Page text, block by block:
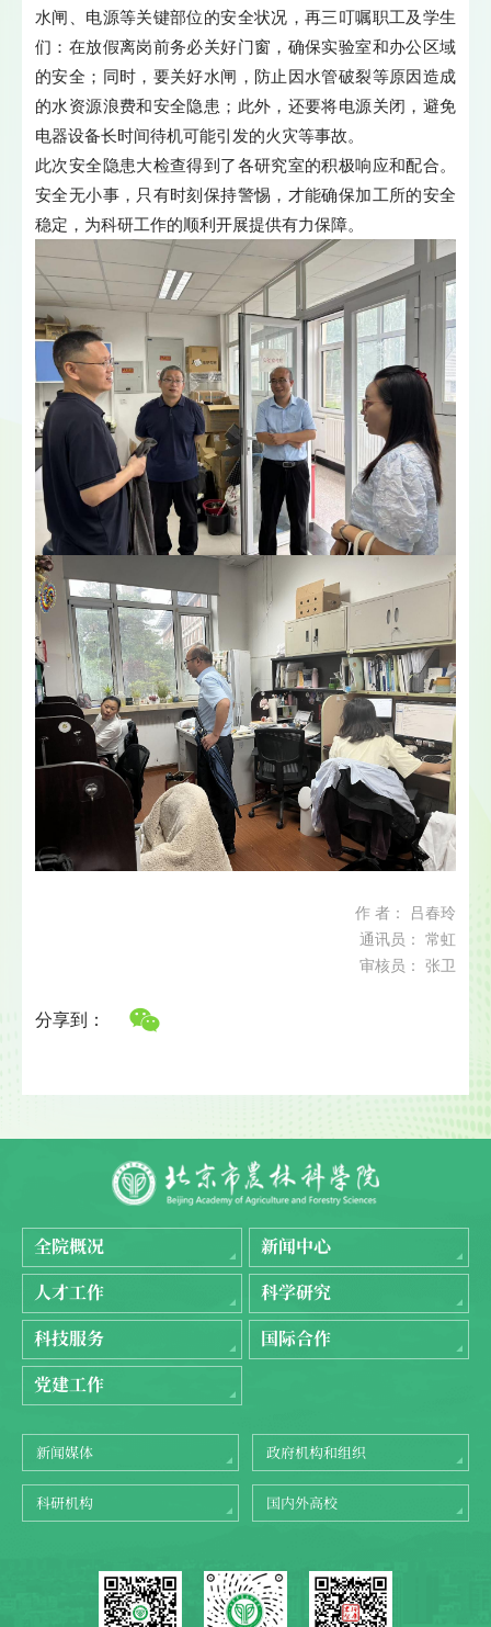
水闸、电源等关键部位的安全状况，再三叮嘱职工及学生
们：在放假离岗前务必关好门窗，确保实验室和办公区域
的安全；同时，要关好水闸，防止因水管破裂等原因造成
的水资源浪费和安全隐患；此外，还要将电源关闭，避免
电器设备长时间待机可能引发的火灾等事故。
此次安全隐患大检查得到了各研究室的积极响应和配合。
安全无小事，只有时刻保持警惕，才能确保加工所的安全
稳定，为科研工作的顺利开展提供有力保障。
作 者： 吕春玲
通讯员： 常虹
审核员： 张卫
分享到：
全院概况
新闻中心
人才工作
科学研究
科技服务
国际合作
党建工作
新闻媒体 政府机构和组织
科研机构 国内外高校